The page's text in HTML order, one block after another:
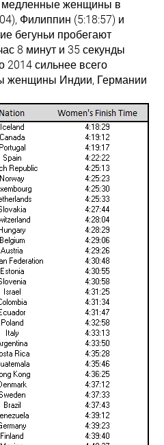
медленные женщины в
Филиппин (5:18:57) и
бегуньи пробегают
8 минут и 35 секунды
2014 сильнее всего
женщины Индии, Германии